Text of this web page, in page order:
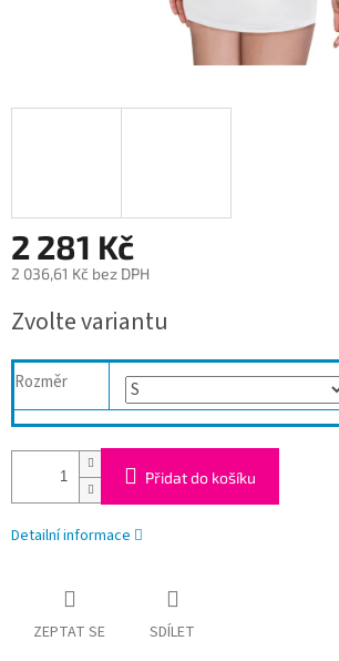
2 281 Kč
2 036,61 Kč bez DPH
cena:
Zvolte variantu
Rozměr
Přidat do košíku
Detailní informace
ZEPTAT SE SDÍLET